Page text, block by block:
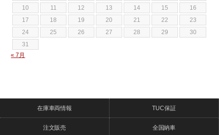
10
11 12 13 14 15
16
17
18 19 20 21 22
23
24
25 26 27 28 29
30
31
« 7月
在庫車両情報 TUC保証
注文販売 全国納車